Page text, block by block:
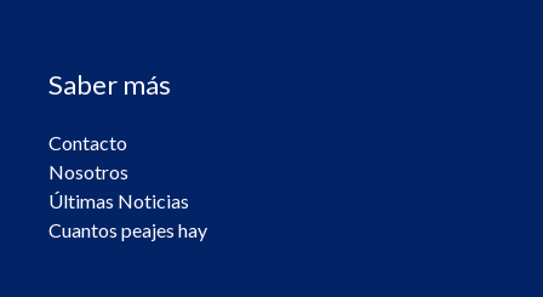
Saber más
Contacto
Nosotros
Últimas Noticias
Cuantos peajes hay